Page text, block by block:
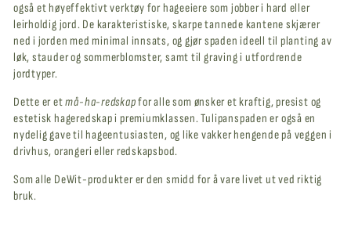
også et høyeffektivt verktøy for hageeiere som jobber i hard eller
leirholdig jord. De karakteristiske, skarpe tannede kantene skjærer
ned i jorden med minimal innsats, og gjør spaden ideell til planting av
løk, stauder og sommerblomster, samt til graving i utfordrende
jordtyper.
Dette er etmå-ha-redskapfor alle som ønsker et kraftig, presist og
estetisk hageredskap i premiumklassen. Tulipanspaden er også en
nydelig gave til hageentusiasten, og like vakker hengende på veggen i
drivhus, orangeri eller redskapsbod.
Som alle DeWit-produkter er den smidd for å vare livet ut ved riktig
bruk.